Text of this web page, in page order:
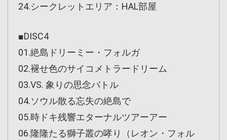
24.シークレットエリア：HAL部屋
■DISC4
01.絶島ドリーミー・フォルガ
02.褪せ色のサイコメトラードリーム
03.VS. 象りの思念バトル
04.ソウル散る忘失の絶島で
05.時ドキ残響エターナルツアーアー
06.隆隆たる獅子叢の哮り（レオン・フォル